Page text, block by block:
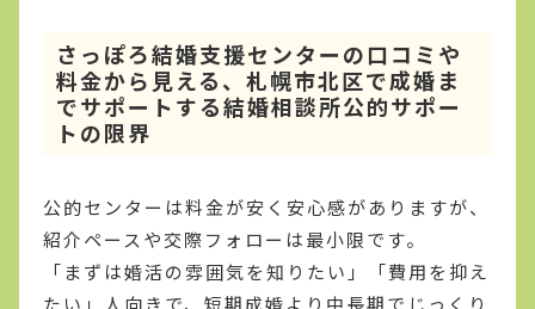
さっぽろ結婚支援センターの口コミや
料金から見える、札幌市北区で成婚ま
でサポートする結婚相談所公的サポー
トの限界
公的センターは料金が安く安心感がありますが、
紹介ペースや交際フォローは最小限です。
「まずは婚活の雰囲気を知りたい」「費用を抑え
たい」人向きで、短期成婚より中長期でじっくり